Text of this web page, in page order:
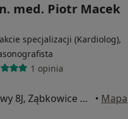
med. Piotr Macek
specjalizacji (Kardiolog),
1 opinia
Powstańców Warszawy 8J, Ząbkowice Śląskie • Mapa